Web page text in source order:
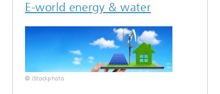
E-world energy & water
© iStockphoto